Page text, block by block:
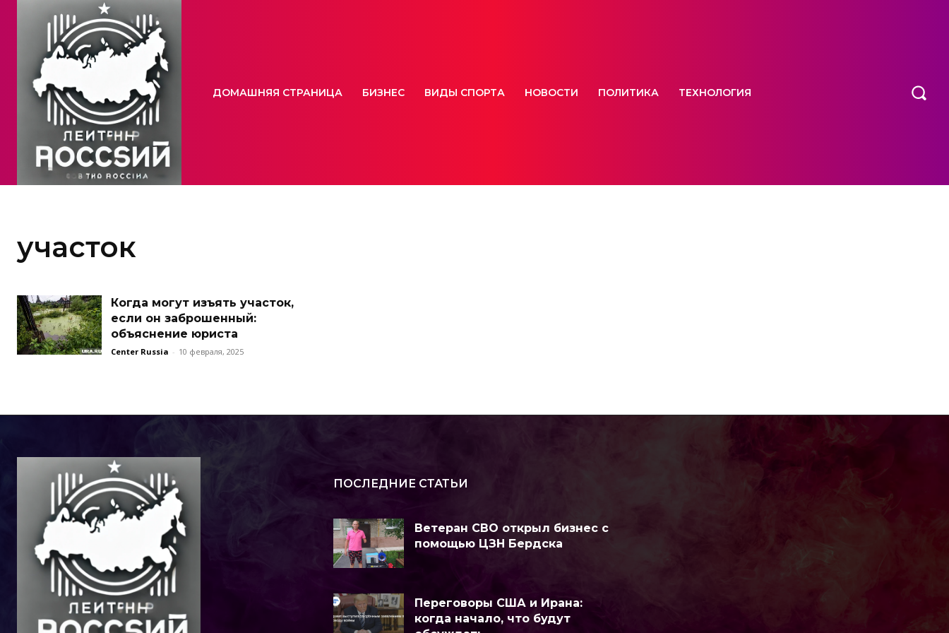
ДОМАШНЯЯ СТРАНИЦА БИЗНЕС ВИДЫ СПОРТА НОВОСТИ ПОЛИТИКА ТЕХНОЛОГИЯ
участок
Когда могут изъять участок,
если он заброшенный:
объяснение юриста
Center Russia - 10 февраля, 2025
ПОСЛЕДНИЕ СТАТЬИ
Ветеран СВО открыл бизнес с
помощью ЦЗН Бердска
Переговоры США и Ирана:
когда начало, что будут